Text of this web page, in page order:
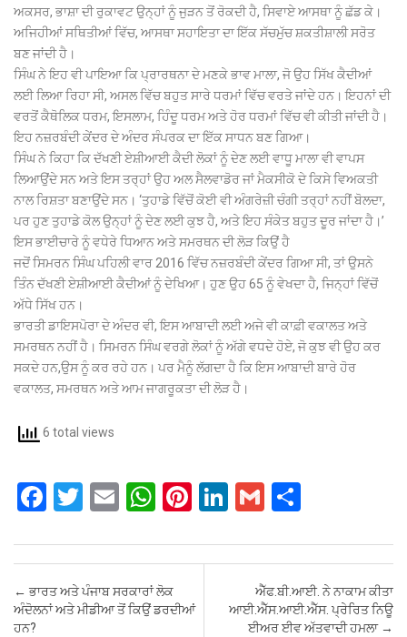
ਅਕਸਰ, ਭਾਸ਼ਾ ਦੀ ਰੁਕਾਵਟ ਉਨ੍ਹਾਂ ਨੂੰ ਜੁੜਨ ਤੋਂ ਰੋਕਦੀ ਹੈ, ਸਿਵਾਏ ਆਸਥਾ ਨੂੰ ਛੱਡ ਕੇ।
ਅਜਿਹੀਆਂ ਸਥਿਤੀਆਂ ਵਿੱਚ, ਆਸਥਾ ਸਹਾਇਤਾ ਦਾ ਇੱਕ ਸੱਚਮੁੱਚ ਸ਼ਕਤੀਸ਼ਾਲੀ ਸਰੋਤ
ਬਣ ਜਾਂਦੀ ਹੈ।
ਸਿੰਘ ਨੇ ਇਹ ਵੀ ਪਾਇਆ ਕਿ ਪ੍ਰਾਰਥਨਾ ਦੇ ਮਣਕੇ ਭਾਵ ਮਾਲਾ, ਜੋ ਉਹ ਸਿੱਖ ਕੈਦੀਆਂ
ਲਈ ਲਿਆ ਰਿਹਾ ਸੀ, ਅਸਲ ਵਿੱਚ ਬਹੁਤ ਸਾਰੇ ਧਰਮਾਂ ਵਿੱਚ ਵਰਤੇ ਜਾਂਦੇ ਹਨ। ਇਹਨਾਂ ਦੀ
ਵਰਤੋਂ ਕੈਥੋਲਿਕ ਧਰਮ, ਇਸਲਾਮ, ਹਿੰਦੂ ਧਰਮ ਅਤੇ ਹੋਰ ਧਰਮਾਂ ਵਿੱਚ ਵੀ ਕੀਤੀ ਜਾਂਦੀ ਹੈ।
ਇਹ ਨਜ਼ਰਬੰਦੀ ਕੇਂਦਰ ਦੇ ਅੰਦਰ ਸੰਪਰਕ ਦਾ ਇੱਕ ਸਾਧਨ ਬਣ ਗਿਆ।
ਸਿੰਘ ਨੇ ਕਿਹਾ ਕਿ ਦੱਖਣੀ ਏਸ਼ੀਆਈ ਕੈਦੀ ਲੋਕਾਂ ਨੂੰ ਦੇਣ ਲਈ ਵਾਧੂ ਮਾਲਾ ਵੀ ਵਾਪਸ
ਲਿਆਉਂਦੇ ਸਨ ਅਤੇ ਇਸ ਤਰ੍ਹਾਂ ਉਹ ਅਲ ਸੈਲਵਾਡੋਰ ਜਾਂ ਮੈਕਸੀਕੋ ਦੇ ਕਿਸੇ ਵਿਅਕਤੀ
ਨਾਲ ਰਿਸ਼ਤਾ ਬਣਾਉਂਦੇ ਸਨ। ‘ਤੁਹਾਡੇ ਵਿੱਚੋਂ ਕੋਈ ਵੀ ਅੰਗਰੇਜ਼ੀ ਚੰਗੀ ਤਰ੍ਹਾਂ ਨਹੀਂ ਬੋਲਦਾ,
ਪਰ ਹੁਣ ਤੁਹਾਡੇ ਕੋਲ ਉਨ੍ਹਾਂ ਨੂੰ ਦੇਣ ਲਈ ਕੁਝ ਹੈ, ਅਤੇ ਇਹ ਸੰਕੇਤ ਬਹੁਤ ਦੂਰ ਜਾਂਦਾ ਹੈ।’
ਇਸ ਭਾਈਚਾਰੇ ਨੂੰ ਵਧੇਰੇ ਧਿਆਨ ਅਤੇ ਸਮਰਥਨ ਦੀ ਲੋੜ ਕਿਉਂ ਹੈ
ਜਦੋਂ ਸਿਮਰਨ ਸਿੰਘ ਪਹਿਲੀ ਵਾਰ 2016 ਵਿੱਚ ਨਜ਼ਰਬੰਦੀ ਕੇਂਦਰ ਗਿਆ ਸੀ, ਤਾਂ ਉਸਨੇ
ਤਿੰਨ ਦੱਖਣੀ ਏਸ਼ੀਆਈ ਕੈਦੀਆਂ ਨੂੰ ਦੇਖਿਆ। ਹੁਣ ਉਹ 65 ਨੂੰ ਵੇਖਦਾ ਹੈ, ਜਿਨ੍ਹਾਂ ਵਿੱਚੋਂ
ਅੱਧੇ ਸਿੱਖ ਹਨ।
ਭਾਰਤੀ ਡਾਇਸਪੋਰਾ ਦੇ ਅੰਦਰ ਵੀ, ਇਸ ਆਬਾਦੀ ਲਈ ਅਜੇ ਵੀ ਕਾਫ਼ੀ ਵਕਾਲਤ ਅਤੇ
ਸਮਰਥਨ ਨਹੀਂ ਹੈ। ਸਿਮਰਨ ਸਿੰਘ ਵਰਗੇ ਲੋਕਾਂ ਨੂੰ ਅੱਗੇ ਵਧਦੇ ਹੋਏ, ਜੋ ਕੁਝ ਵੀ ਉਹ ਕਰ
ਸਕਦੇ ਹਨ,ਉਸ ਨੂੰ ਕਰ ਰਹੇ ਹਨ। ਪਰ ਮੈਨੂੰ ਲੱਗਦਾ ਹੈ ਕਿ ਇਸ ਆਬਾਦੀ ਬਾਰੇ ਹੋਰ
ਵਕਾਲਤ, ਸਮਰਥਨ ਅਤੇ ਆਮ ਜਾਗਰੂਕਤਾ ਦੀ ਲੋੜ ਹੈ।
6 total views
F
ce
b
o
T
tt
er
E
ail
W
at
s
A
Pi
er
t
Li
ke
n
G
ail ar
e
Post navigation
← ਭਾਰਤ ਅਤੇ ਪੰਜਾਬ ਸਰਕਾਰਾਂ ਲੋਕ
ਅੰਦੋਲਨਾਂ ਅਤੇ ਮੀਡੀਆ ਤੋਂ ਕਿਉਂ ਡਰਦੀਆਂ
ਹਨ?
ਐੱਫ.ਬੀ.ਆਈ. ਨੇ ਨਾਕਾਮ ਕੀਤਾ
ਆਈ.ਐੱਸ.ਆਈ.ਐੱਸ. ਪ੍ਰੇਰਿਤ ਨਿਊ
ਈਅਰ ਈਵ ਅੱਤਵਾਦੀ ਹਮਲਾ →